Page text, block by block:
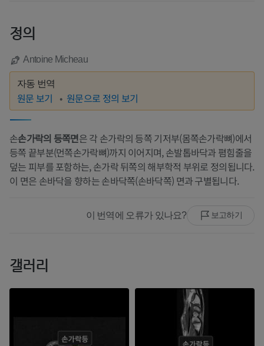
정의
Antoine Micheau
자동 번역
원문 보기 원문으로 정의 보기
손손가락의 등쪽면은 각 손가락의 등쪽 기저부(몸쪽손가락뼈)에서
등쪽 끝부분(먼쪽손가락뼈)까지 이어지며, 손발톱바닥과 폄힘줄을
덮는 피부를 포함하는, 손가락 뒤쪽의 해부학적 부위로 정의됩니다.
이 면은 손바닥을 향하는 손바닥쪽(손바닥쪽) 면과 구별됩니다.
이 번역에 오류가 있나요? 보고하기
갤러리